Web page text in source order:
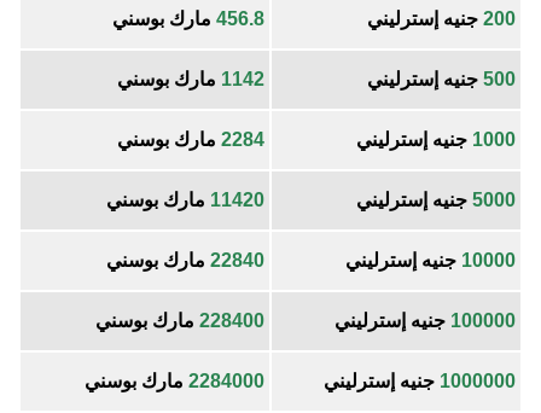
200 جنيه إسترليني 456.8 مارك بوسني
500 جنيه إسترليني 1142 مارك بوسني
1000 جنيه إسترليني 2284 مارك بوسني
5000 جنيه إسترليني 11420 مارك بوسني
10000 جنيه إسترليني 22840 مارك بوسني
100000 جنيه إسترليني 228400 مارك بوسني
1000000 جنيه إسترليني 2284000 مارك بوسني